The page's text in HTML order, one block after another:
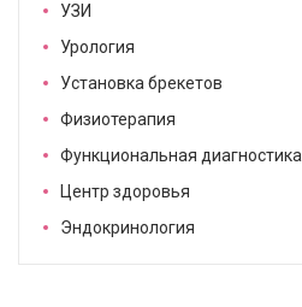
УЗИ
Урология
Установка брекетов
Физиотерапия
Функциональная диагностика
Центр здоровья
Эндокринология